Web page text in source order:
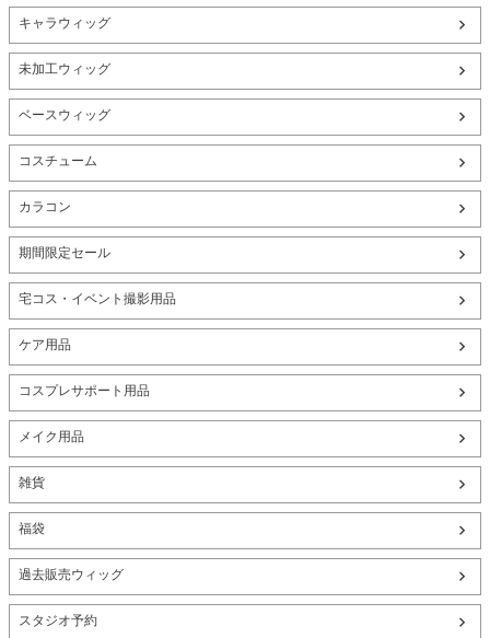
キャラウィッグ
未加工ウィッグ
ベースウィッグ
コスチューム
カラコン
期間限定セール
宅コス・イベント撮影用品
ケア用品
コスプレサポート用品
メイク用品
雑貨
福袋
過去販売ウィッグ
スタジオ予約